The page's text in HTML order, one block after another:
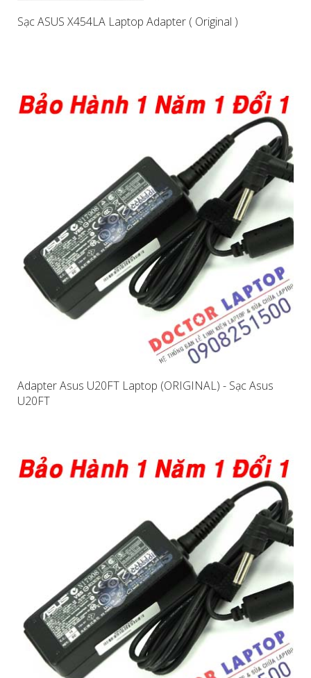
Sạc ASUS X454LA Laptop Adapter ( Original )
Adapter Asus U20FT Laptop (ORIGINAL) - Sạc Asus
U20FT